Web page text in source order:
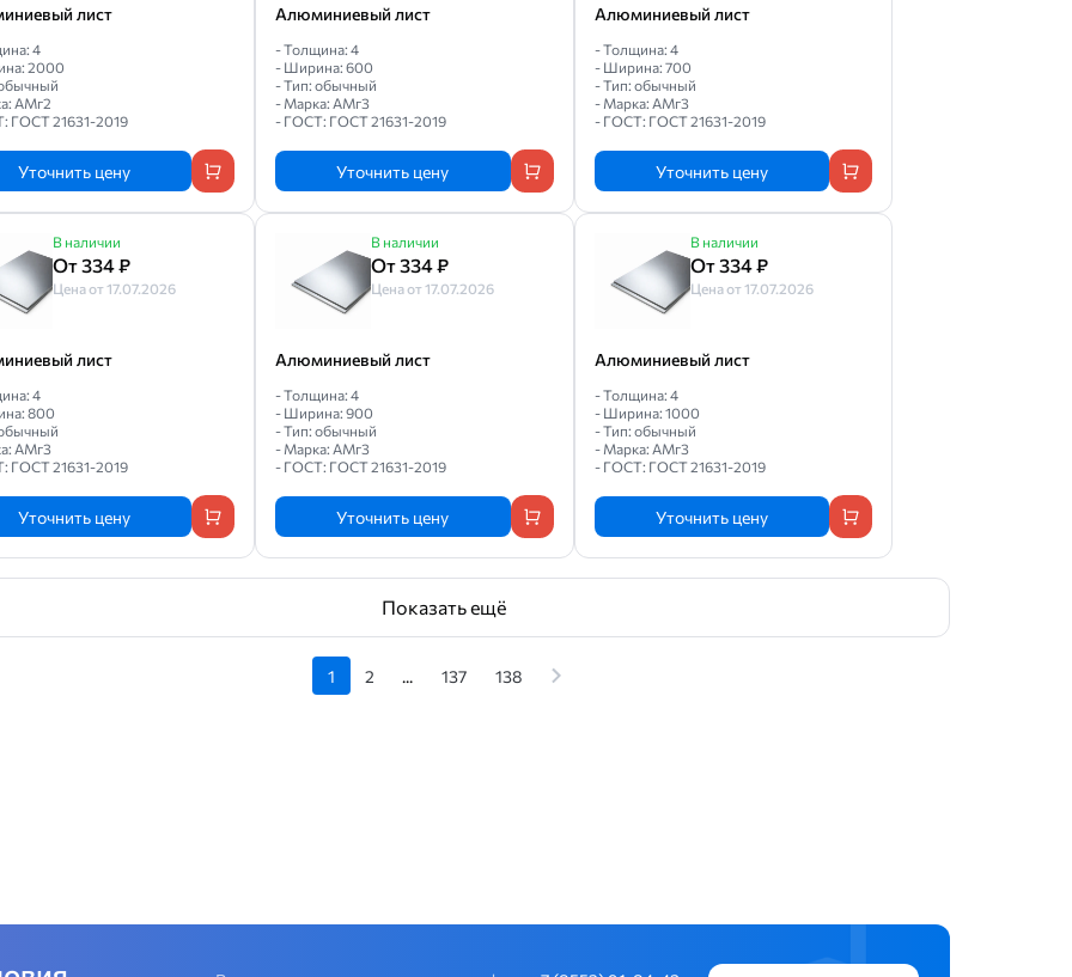
лист
4
2000
АМг2
ГОСТ 21631-2019
Уточнить цену
Алюминиевый лист
- Толщина: 4
- Ширина: 600
- Тип: обычный
- Марка: АМг3
- ГОСТ: ГОСТ 21631-2019
Уточнить цену
Алюминиевый лист
- Толщина: 4
- Ширина: 700
- Тип: обычный
- Марка: АМг3
- ГОСТ: ГОСТ 21631-2019
Уточнить цену
В наличии
От 334 ₽
Цена от 17.07.2026
лист
4
800
АМг3
ГОСТ 21631-2019
Уточнить цену
В наличии
От 334 ₽
Цена от 17.07.2026
Алюминиевый лист
- Толщина: 4
- Ширина: 900
- Тип: обычный
- Марка: АМг3
- ГОСТ: ГОСТ 21631-2019
Уточнить цену
В наличии
От 334 ₽
Цена от 17.07.2026
Алюминиевый лист
- Толщина: 4
- Ширина: 1000
- Тип: обычный
- Марка: АМг3
- ГОСТ: ГОСТ 21631-2019
Уточнить цену
Показать ещё
1 2 ... 137 138